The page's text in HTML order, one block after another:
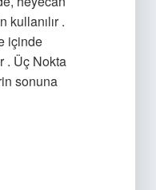
kullanılır .
içinde
. Üç Nokta
sonuna